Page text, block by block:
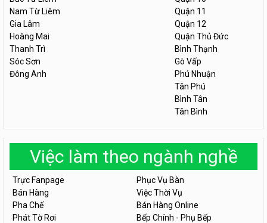
Nam Từ Liêm
Gia Lâm
Hoàng Mai
Thanh Trì
Sóc Sơn
Đông Anh
Quận 11
Quận 12
Quận Thủ Đức
Bình Thạnh
Gò Vấp
Phú Nhuận
Tân Phú
Bình Tân
Tân Bình
Việc làm theo ngành nghề
Trực Fanpage
Phục Vụ Bàn
Bán Hàng
Việc Thời Vụ
Pha Chế
Bán Hàng Online
Phát Tờ Rơi
Bếp Chính - Phụ Bếp